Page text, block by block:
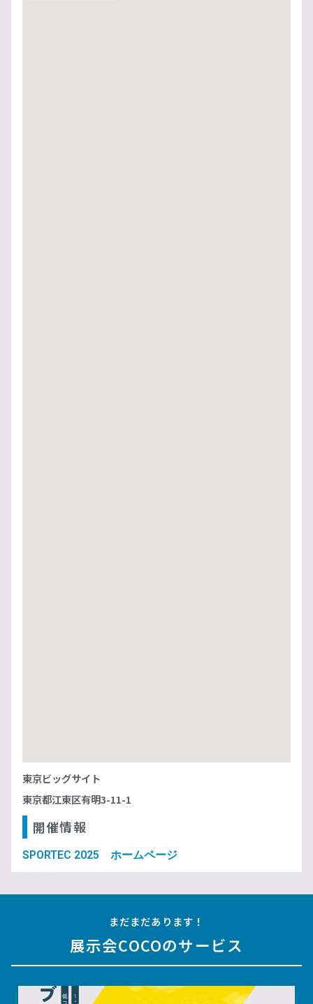
東京ビッグサイト
東京都江東区有明3-11-1
開催情報
SPORTEC 2025 ホームページ
まだまだあります！
展示会COCOのサービス